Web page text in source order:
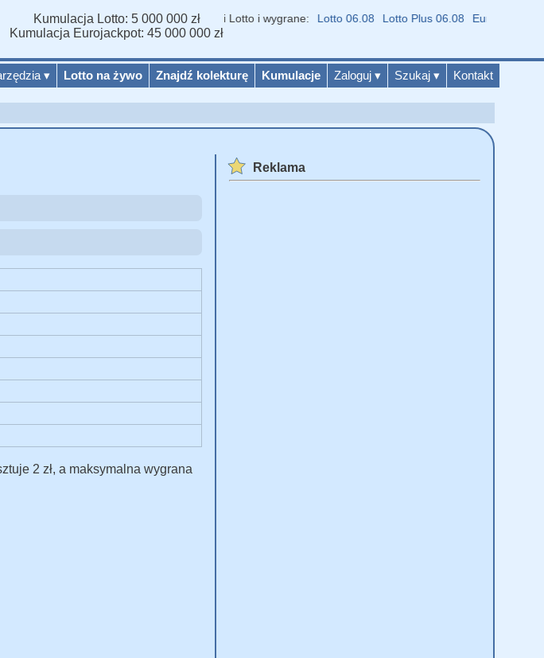
▾ Lotto na żywo Znajdź kolekturę Kumulacje Zaloguj ▾ Szukaj ▾ Kontakt
Kumulacja Lotto: 5 000 000 zł
Kumulacja Eurojackpot: 45 000 000 zł
Wyniki Lotto i wygrane: Lotto 06.08 Lotto Plus 06.08 Eurojackpot
2 zł, a maksymalna wygrana
Reklama